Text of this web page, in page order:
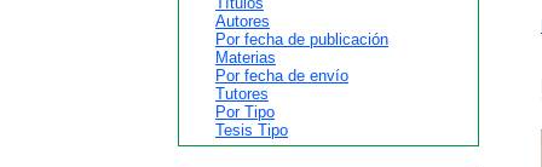
Autores
Por fecha de publicación
Materias
Por fecha de envío
Tutores
Por Tipo
Tesis Tipo